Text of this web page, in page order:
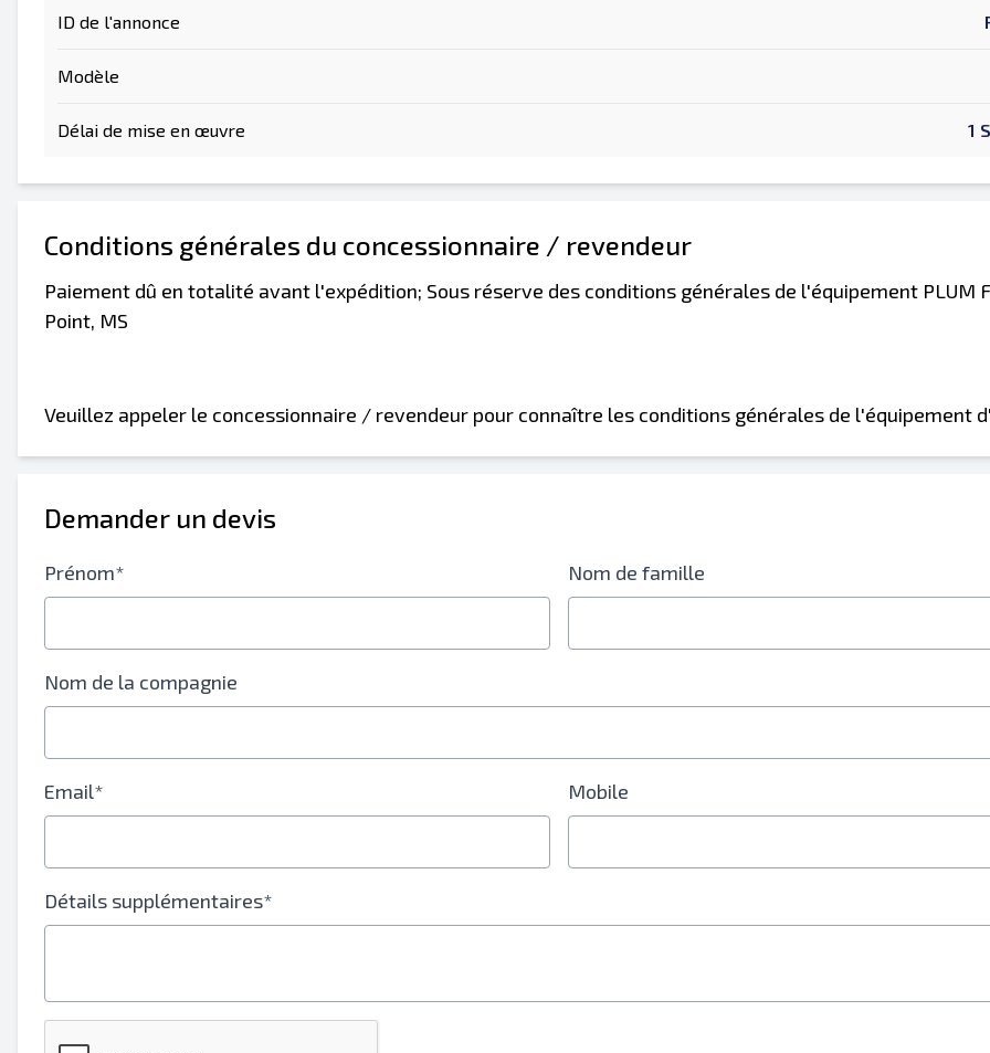
ID de l'annonce
Modèle
Délai de mise en œuvre 1
Conditions générales du concessionnaire / revendeur
Paiement dû en totalité avant l'expédition; Sous réserve des conditions générales de l'équipement PLUM
Point, MS
Veuillez appeler le concessionnaire / revendeur pour connaître les conditions générales de l'équipement
Demander un devis
Prénom* Nom de famille
Nom de la compagnie
Email* Mobile
Détails supplémentaires*
Envoyer à un ami